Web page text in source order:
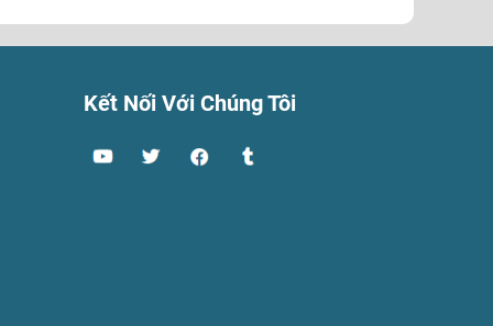
Kết Nối Với Chúng Tôi